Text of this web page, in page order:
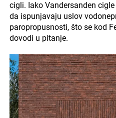
cigli. Iako Vandersanden
da ispunjavaju uslov
paropropusnosti, što se kod
dovodi u pitanje.